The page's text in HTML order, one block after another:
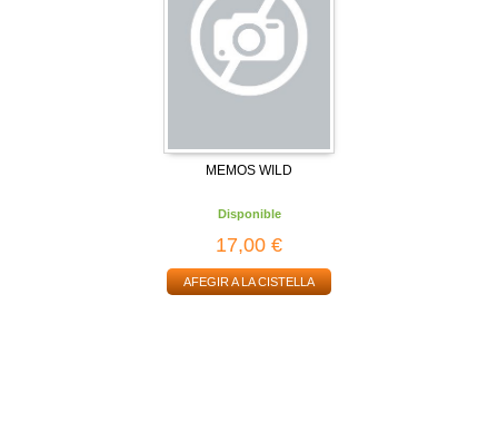
MEMOS WILD
Disponible
17,00 €
AFEGIR A LA CISTELLA